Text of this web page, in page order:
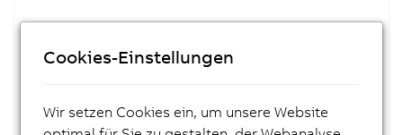
MATERIALNUMMER:
9A0100.17
USV Batteriesatz Typ C (Ersatzteil), 2x 12 V, 4,5
Ah, für Batterieeinheit 9A0100.16
Cookies-Einstellungen
Wir setzen Cookies ein, um unsere Website